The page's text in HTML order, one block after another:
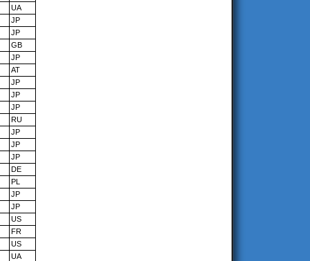
UA
JP
JP
GB
JP
AT
JP
JP
JP
RU
JP
JP
JP
DE
PL
JP
JP
US
FR
US
UA